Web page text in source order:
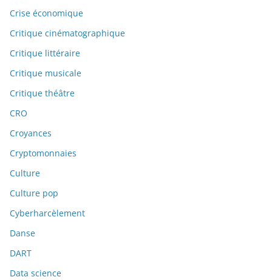
Crise économique
Critique cinématographique
Critique littéraire
Critique musicale
Critique théâtre
CRO
Croyances
Cryptomonnaies
Culture
Culture pop
Cyberharcèlement
Danse
DART
Data science